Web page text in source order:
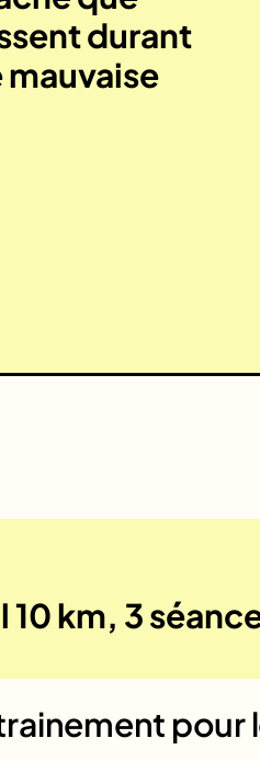
durant
mauvaise
km, 3
pour